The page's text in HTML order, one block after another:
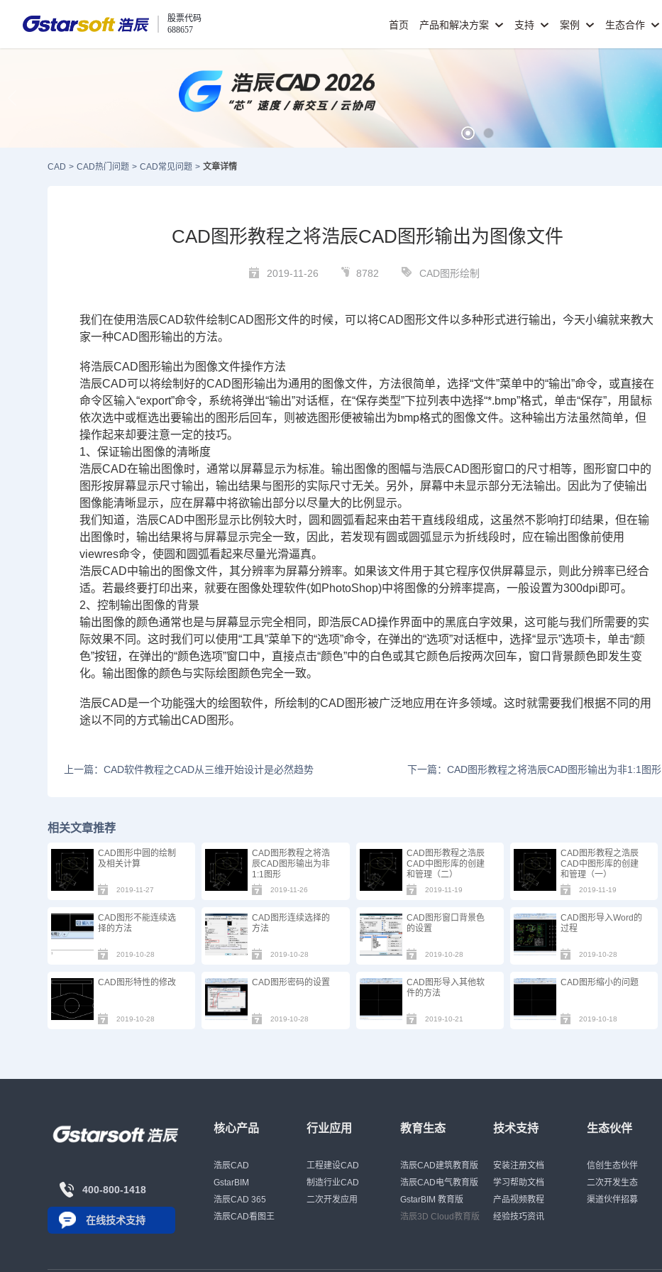
股票代码
688657
首页 产品和解决方案 支持 案例 生态合作
CAD > CAD热门问题 > CAD常见问题 > 文章详情
CAD图形教程之将浩辰CAD图形输出为图像文件
2019-11-26 8782 CAD图形绘制
我们在使用浩辰CAD软件绘制CAD图形文件的时候，可以将CAD 图形文件以多种形式进行输出，今天小编就来教大
家一种CAD图形输出的方法。
将浩辰CAD图形输出为图像文件操作方法
浩辰CAD可以将绘制好的CAD图形输出为通用的图像文件，方法很简单，选择“文件”菜单中的“输出”命令，或直接在
命令区输入“export”命令，系统将弹出“输出”对话框，在“保存类型”下拉列表中选择“*.bmp”格式，单击“保存”，用鼠标
依次选中或框选出要输出的图形后回车，则被选图形便被输出为bmp格式的图像文件。这种输出方法虽然简单，但
操作起来却要注意一定的技巧。
1、保证输出图像的清晰度
浩辰CAD在输出图像时，通常以屏幕显示为标准。输出图像的图幅与浩辰CAD图形窗口的尺寸相等，图形窗口中的
图形按屏幕显示尺寸输出，输出结果与图形的实际尺寸无关。另外，屏幕中未显示部分无法输出。因此为了使输出
图像能清晰显示，应在屏幕中将欲输出部分以尽量大的比例显示。
我们知道，浩辰CAD中图形显示比例较大时，圆和圆弧看起来由若干直线段组成，这虽然不影响打印结果，但在输
出图像时，输出结果将与屏幕显示完全一致，因此，若发现有圆或圆弧显示为折线段时，应在输出图像前使用
viewres命令，使圆和圆弧看起来尽量光滑逼真。
浩辰CAD中输出的图像文件，其分辨率为屏幕分辨率。如果该文件用于其它程序仅供屏幕显示，则此分辨率已经合
适。若最终要打印出来，就要在图像处理软件(如PhotoShop)中将图像的分辨率提高，一般设置为300dpi即可。
2、控制输出图像的背景
输出图像的颜色通常也是与屏幕显示完全相同，即浩辰CAD操作界面中的黑底白字效果，这可能与我们所需要的实
际效果不同。这时我们可以使用“工具”菜单下的“选项”命令，在弹出的“选项”对话框中，选择“显示”选项卡，单击“颜
色”按钮，在弹出的“颜色选项”窗口中，直接点击“颜色”中的白色或其它颜色后按两次回车，窗口背景颜色即发生变
化。输出图像的颜色与实际绘图颜色完全一致。
浩辰CAD是一个功能强大的绘图软件，所绘制的CAD图形被广泛地应用在许多领域。这时就需要我们根据不同的用
途以不同的方式输出CAD图形。
上一篇：CAD软件教程之CAD从三维开始设计是必然趋势 下一篇：CAD图形教程之将浩辰CAD图形输出为非1:1图形
相关文章推荐
CAD图形中圆的绘制
及相关计算
2019-11-27
CAD图形教程之将浩
辰CAD图形输出为非
1:1图形
2019-11-26
CAD图形教程之浩辰
CAD中图形库的创建
和管理（二）
2019-11-19
CAD图形教程之浩辰
CAD中图形库的创建
和管理（一）
2019-11-19
CAD图形不能连续选
择的方法
2019-10-28
CAD图形连续选择的
方法
2019-10-28
CAD图形窗口背景色
的设置
2019-10-28
CAD图形导入Word的
过程
2019-10-28
CAD图形特性的修改
2019-10-28
CAD图形密码的设置
2019-10-28
CAD图形导入其他软
件的方法
2019-10-21
CAD图形缩小的问题
2019-10-18
400-800-1418
在线技术支持
核心产品
浩辰CAD
GstarBIM
浩辰CAD 365
浩辰CAD看图王
行业应用
工程建设CAD
制造行业CAD
二次开发应用
教育生态
浩辰CAD建筑教育版
浩辰CAD电气教育版
GstarBIM 教育版
浩辰3D Cloud教育版
技术支持
安装注册文档
学习帮助文档
产品视频教程
经验技巧资讯
生态伙伴
信创生态伙伴
二次开发生态
渠道伙伴招募